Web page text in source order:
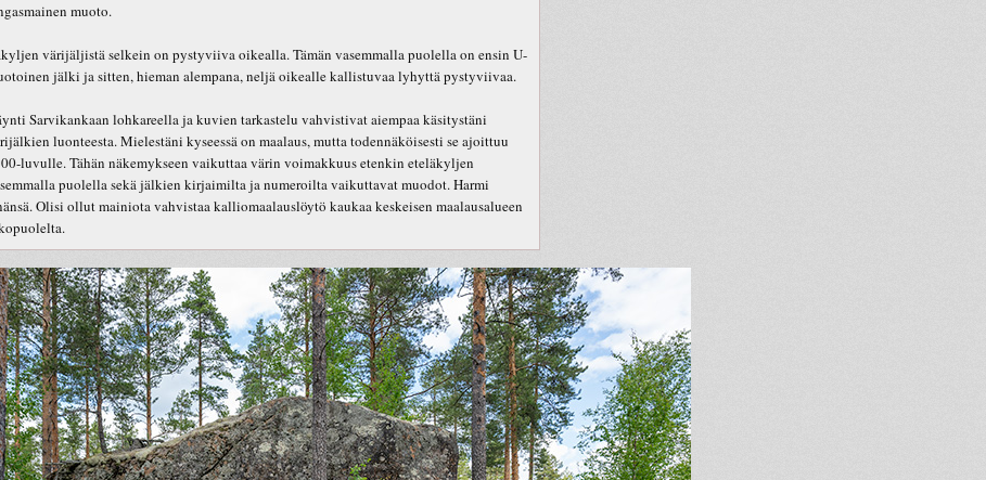
muoto.
värijäljistä selkein on pystyviiva oikealla. Tämän vasemmalla puolella on ensin U-
jälki ja sitten, hieman alempana, neljä oikealle kallistuvaa lyhyttä pystyviivaa.
Sarvikankaan lohkareella ja kuvien tarkastelu vahvistivat aiempaa käsitystäni
luonteesta. Mielestäni kyseessä on maalaus, mutta todennäköisesti se ajoittuu
luvulle. Tähän näkemykseen vaikuttaa värin voimakkuus etenkin eteläkyljen
puolella sekä jälkien kirjaimilta ja numeroilta vaikuttavat muodot. Harmi
Olisi ollut mainiota vahvistaa kalliomaalauslöytö kaukaa keskeisen maalausalueen